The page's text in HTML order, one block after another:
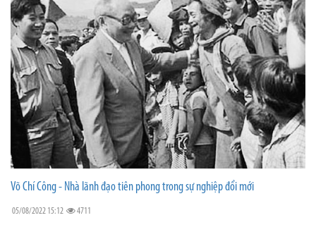
Võ Chí Công - Nhà lãnh đạo tiên phong trong sự nghiệp đổi mới
05/08/2022 15:12 4711